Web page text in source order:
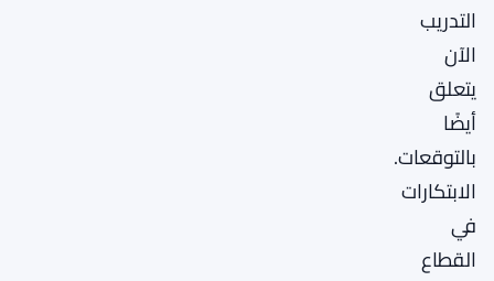
التدريب
الآن
يتعلق
أيضًا
بالتوقعات.
الابتكارات
في
القطاع